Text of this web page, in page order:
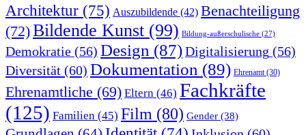
Architektur (75) Auszubildende (42) Benachteiligung
(72)Bildende Kunst (99) Bildung-außerschulische (27)
Demokratie (56) Design (87)Digitalisierung (56)
Diversität (60) Dokumentation (89) Ehrenamt(30)
Ehrenamtliche (69) Eltern (46) Fachkräfte
(125) Familien (45) Film (80) Gender (38)